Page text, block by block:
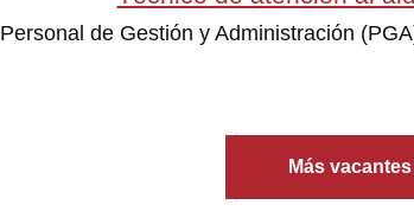
Personal de Gestión y Administración
Más vacantes